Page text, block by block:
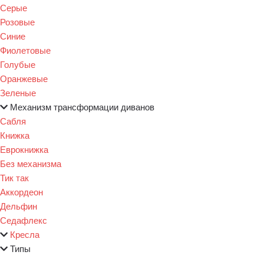
Серые
Розовые
Синие
Фиолетовые
Голубые
Оранжевые
Зеленые
Механизм трансформации диванов
Сабля
Книжка
Еврокнижка
Без механизма
Тик так
Аккордеон
Дельфин
Седафлекс
Кресла
Типы